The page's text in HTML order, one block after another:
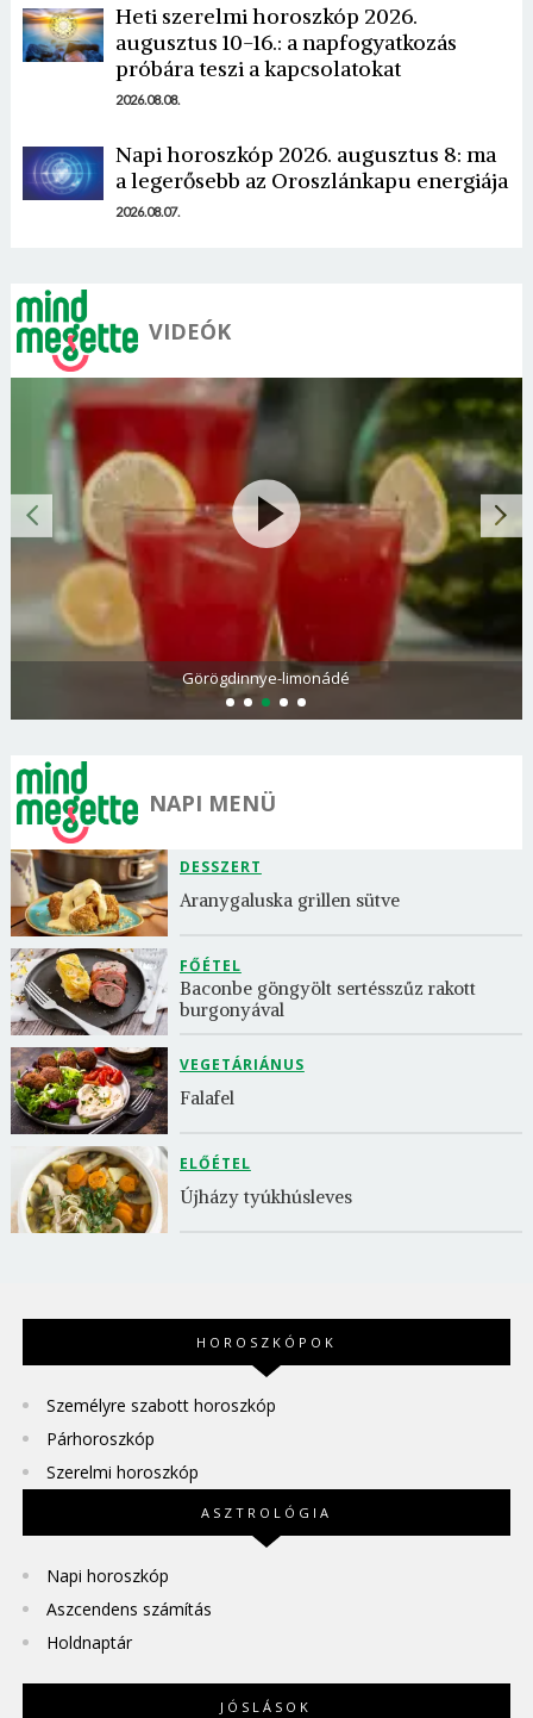
Heti szerelmi horoszkóp 2026.
augusztus 10-16.: a napfogyatkozás
próbára teszi a kapcsolatokat
2026.08.08.
Napi horoszkóp 2026. augusztus 8: ma
a legerősebb az Oroszlánkapu energiája
2026.08.07.
VIDEÓK
Görögdinnye-limonádé
NAPI MENÜ
DESSZERT
Aranygaluska grillen sütve
FŐÉTEL
Baconbe göngyölt sertésszűz rakott
burgonyával
VEGETÁRIÁNUS
Falafel
ELŐÉTEL
Újházy tyúkhúsleves
HOROSZKÓPOK
Személyre szabott horoszkóp
Párhoroszkóp
Szerelmi horoszkóp
ASZTROLÓGIA
Napi horoszkóp
Aszcendens számítás
Holdnaptár
JÓSLÁSOK